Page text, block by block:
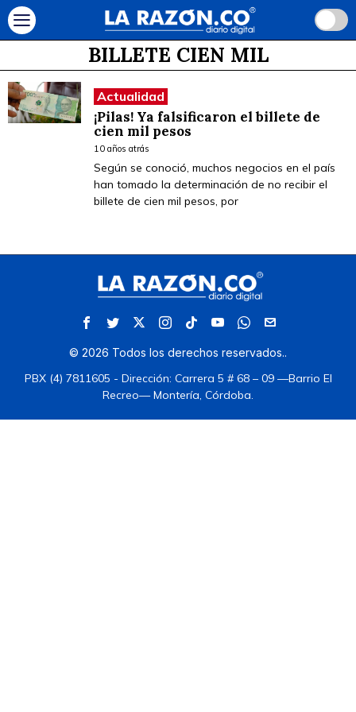
BILLETE CIEN MIL
Actualidad
¡Pilas! Ya falsificaron el billete de
cien mil pesos
10 años atrás
Según se conoció, muchos negocios en el país
han tomado la determinación de no recibir el
billete de cien mil pesos, por
© 2026 Todos los derechos reservados..
PBX (4) 7811605 - Dirección: Carrera 5 # 68 – 09 —Barrio El
Recreo— Montería, Córdoba.